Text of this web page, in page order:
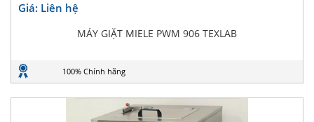
Giá: Liên hệ
MÁY GIẶT MIELE PWM 906 TEXLAB
100% Chính hãng